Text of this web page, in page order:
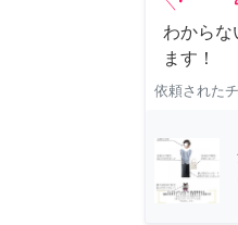
わからな
ます！
依頼された